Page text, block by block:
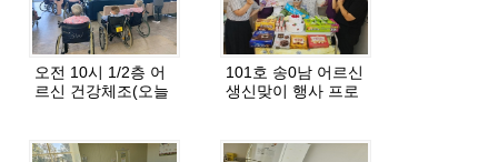
오전 10시 1/2층 어
르신 건강체조(오늘
101호 송0남 어르신
생신맞이 행사 프로